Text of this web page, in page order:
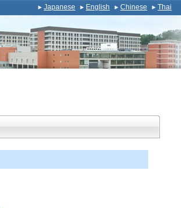
Japanese English Chinese Thai